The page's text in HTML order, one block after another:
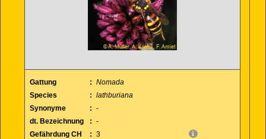
Gattung : Nomada
Species
: lathburiana
Synonyme
: -
dt. Bezeichnung
: -
Gefährdung CH
: 3